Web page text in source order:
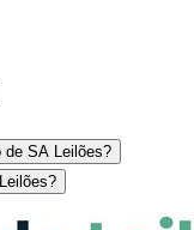
de SA Leilões?